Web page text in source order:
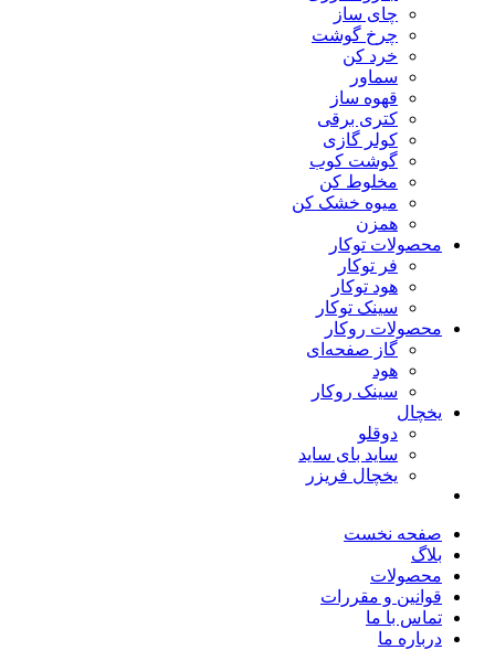
چای ساز
چرخ گوشت
خرد کن
سماور
قهوه ساز
کتری برقی
کولر گازی
گوشت کوب
مخلوط کن
میوه خشک کن
همزن
محصولات توکار
فر توکار
هود توکار
سینک توکار
محصولات روکار
گاز صفحه‌ای
هود
سینک روکار
یخچال
دوقلو
ساید بای ساید
یخچال فریزر
صفحه نخست
بلاگ
محصولات
قوانین و مقررات
تماس با ما
درباره ما